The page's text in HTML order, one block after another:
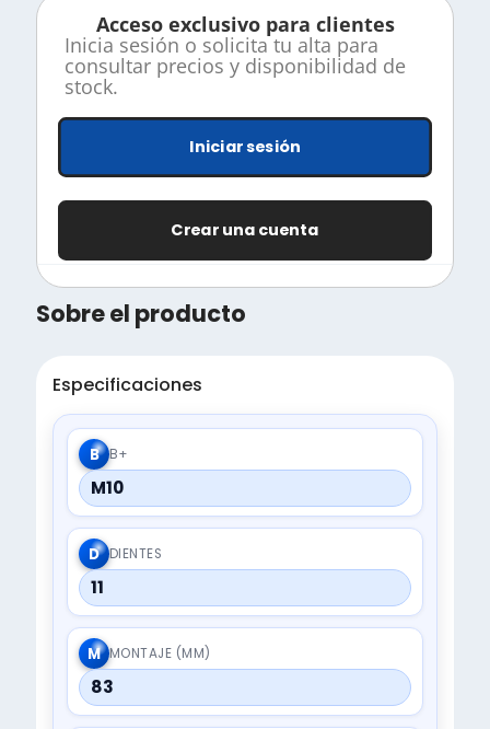
Acceso exclusivo para clientes
Inicia sesión o solicita tu alta para
consultar precios y disponibilidad de
stock.
Iniciar sesión
Crear una cuenta
Sobre el producto
Especificaciones
B B+
M10
D DIENTES
11
M MONTAJE (MM)
83